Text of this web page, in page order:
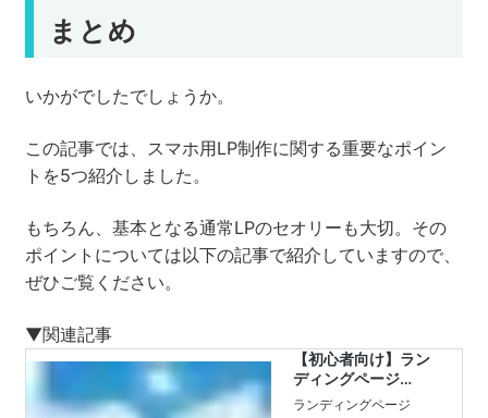
まとめ
いかがでしたでしょうか。
この記事では、スマホ用LP制作に関する重要なポイン
トを5つ紹介しました。
もちろん、基本となる通常LPのセオリーも大切。その
ポイントについては以下の記事で紹介していますので、
ぜひご覧ください。
▼関連記事